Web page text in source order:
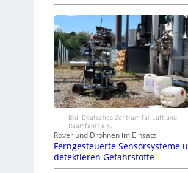
Bild: Deutsches Zentrum für Luft und
Raumfahrt e.V.
Rover und Drohnen im Einsatz
Ferngesteuerte Sensorsysteme
detektieren Gefahrstoffe